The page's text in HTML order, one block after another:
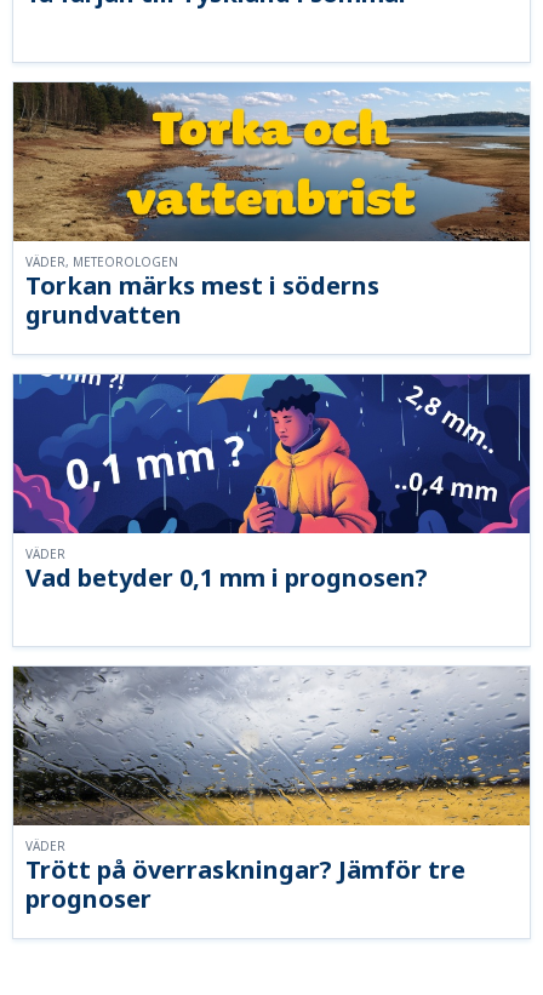
Torkan märks mest i söderns
grundvatten
VÄDER, METEOROLOGEN
Vad betyder 0,1 mm i prognosen?
VÄDER
Trött på överraskningar? Jämför tre
prognoser
VÄDER